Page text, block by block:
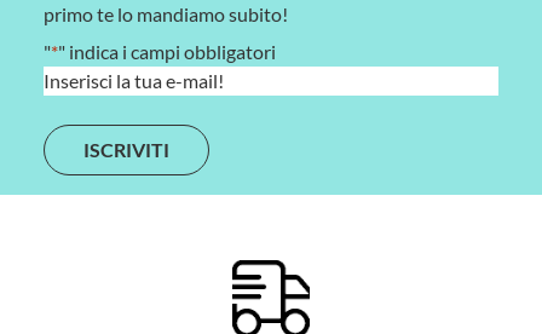
primo te lo mandiamo subito!
"*" indica i campi obbligatori
E
a
i
l